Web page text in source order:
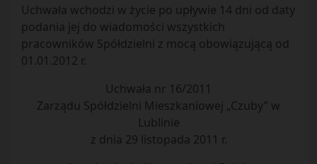
Uchwała wchodzi w życie po upływie 14 dni od daty
podania jej do wiadomości wszystkich
pracowników Spółdzielni z mocą obowiązującą od
01.01.2012 r.
Uchwała nr 16/2011
Zarządu Spółdzielni Mieszkaniowej „Czuby” w
Lublinie
z dnia 29 listopada 2011 r.